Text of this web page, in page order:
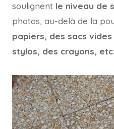
soulignent le niveau de
photos, au-delà de la
papiers, des sacs
stylos, des crayons, etc.